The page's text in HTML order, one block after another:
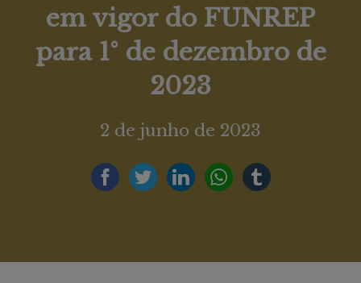
em vigor do FUNREP
para 1° de dezembro de
2023
2 de junho de 2023